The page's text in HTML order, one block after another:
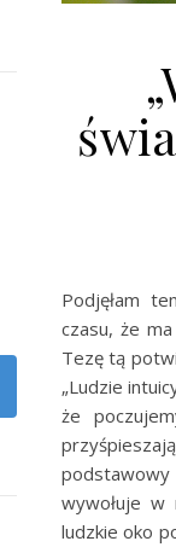
Podjęłam
czasu, że
Tezę tą
„Ludzie
że
wywołuje w
ludzkie oko